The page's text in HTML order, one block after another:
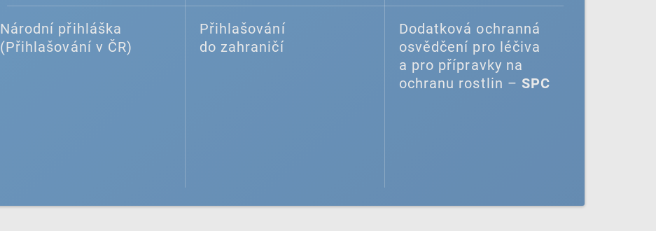
Národní přihláška
(Přihlašování v ČR)
Přihlašování
do zahraničí
Dodatková ochranná
osvědčení pro léčiva
a pro přípravky na
ochranu rostlin – SPC